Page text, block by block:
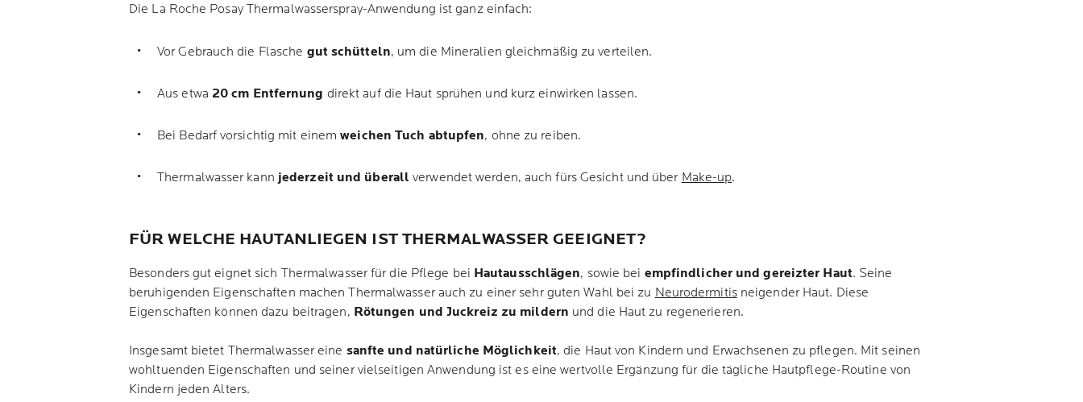
Die La Roche Posay Thermalwasserspray-Anwendung ist ganz einfach:
Vor Gebrauch die Flasche gut schütteln, um die Mineralien gleichmäßig zu verteilen.
Aus etwa 20 cm Entfernung direkt auf die Haut sprühen und kurz einwirken lassen.
Bei Bedarf vorsichtig mit einemweichen Tuch abtupfen, ohne zu reiben.
Thermalwasser kann jederzeit und überall verwendet werden, auch fürs Gesicht und über Make-up.
FÜR WELCHE HAUTANLIEGEN IST THERMALWASSER GEEIGNET?
Besonders gut eignet sich Thermalwasser für die Pflege bei Hautausschlägen, sowie bei empfindlicher und gereizter Haut. Seine
beruhigenden Eigenschaften machen Thermalwasser auch zu einer sehr guten Wahl bei zu Neurodermitisneigender Haut. Diese
Eigenschaften können dazu beitragen, Rötungen und Juckreiz zu mildern und die Haut zu regenerieren.
Insgesamt bietet Thermalwasser eine sanfte und natürliche Möglichkeit, die Haut von Kindern und Erwachsenen zu pflegen. Mit seinen
wohltuenden Eigenschaften und seiner vielseitigen Anwendung ist es eine wertvolle Ergänzung für die tägliche Hautpflege-Routine von
Kindern jeden Alters.